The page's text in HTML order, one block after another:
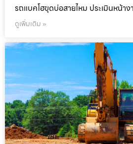
รถแบคโฮขุดบ่อสายไหม ประเมินหน้าง
ดูเพิ่มเติม »